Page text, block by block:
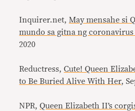
Inquirer.net, May mensahe si
mundo sa gitna ng
2020
Reductress,Cute! Queen
to Be Buried Alive With Her,
NPR,Queen Elizabeth II’s